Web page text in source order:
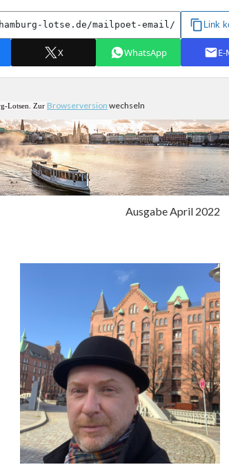
Lotsen. Zur Browserversion wechseln
Ausgabe April 2022